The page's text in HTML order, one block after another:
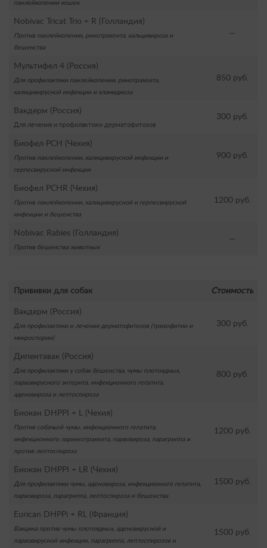
панлейкопении кошек
Nobivac Tricat Trio + R (Голландия)
Против панлейкопении, ринотрахеита, кальцивироза и
бешенства
—
Мультифел 4 (Россия)
Для профилактики панлейкопении, ринотрахеита,
калицивирусной инфекции и хламидиоза
850 руб.
Вакдерм (Россия)
Для лечения и профилактики дерматофитозов
300 руб.
Биофел PCH (Чехия)
Против панлейкопении, калицивирусной инфекции и
герпесвирусной инфекции
900 руб.
Биофел PCHR (Чехия)
Против панлейкопении, калицивирусной и герпесвирусной
инфекции и бешенства
1200 руб.
Nobivac Rabies (Голландия)
Против бешенства животных
—
Прививки для собак Стоимость
Вакдерм (Россия)
Для профилактики и лечения дерматофитозов (трихофитии и
микроспории)
300 руб.
Дипентавак (Россия)
Для профилактики у собак бешенства, чумы плотоядных,
парвовирусного энтерита, инфекционного гепатита,
аденовироза и лептоспироза
800 руб.
Биокан DHPPI + L (Чехия)
Против собачьей чумы, инфекционного гепатита,
инфекционного ларинготрахеита, парвовироза, парагриппа и
против лептоспироза
1200 руб.
Биокан DHPPI + LR (Чехия)
Для профилактики чумы, аденовироза, инфекционного гепатита,
парвовироза, парагриппа, лептоспироза и бешенства
1500 руб.
Eurican DHPPi + RL (Франция)
Вакцина против чумы плотоядных, аденовирусной и
парвовирусной инфекции, парагриппа, лептоспирозов и
1500 руб.